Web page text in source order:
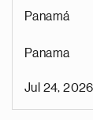
Panamá
Panama
Jul 24, 2026